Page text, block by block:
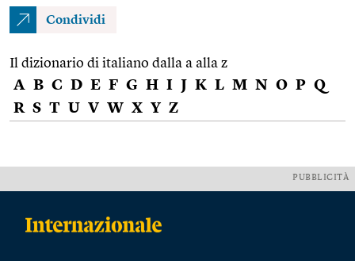
Condividi
Il dizionario di italiano dalla a alla z
A B C D E F G H I J K L M N O P Q
R S T U V W X Y Z
PUBBLICITÀ